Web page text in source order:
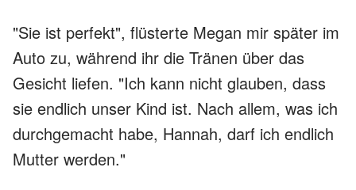
"Sie ist perfekt", flüsterte Megan mir später im
Auto zu, während ihr die Tränen über das
Gesicht liefen. "Ich kann nicht glauben, dass
sie endlich unser Kind ist. Nach allem, was ich
durchgemacht habe, Hannah, darf ich endlich
Mutter werden."